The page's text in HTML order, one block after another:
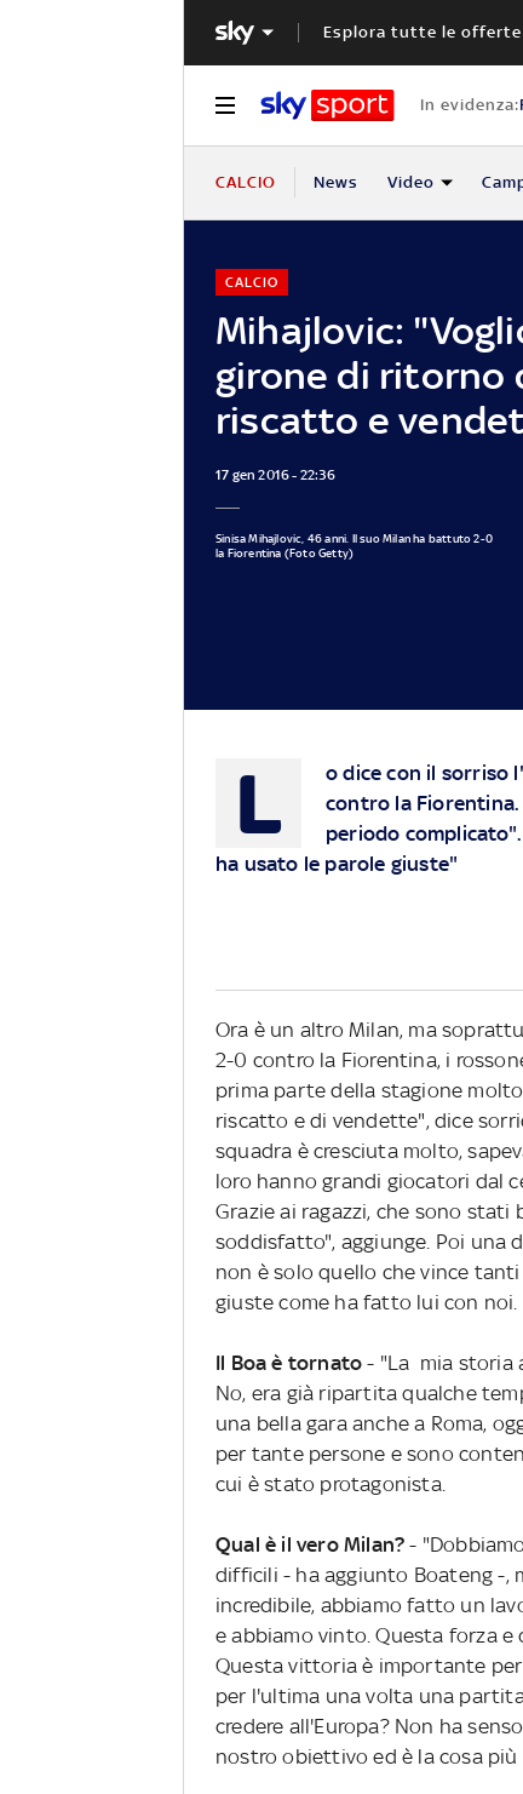
Esplora tutte le offerte
In evidenza:
CALCIO News Video
Mihajlovic:
girone di ritorno
riscatto e
CALCIO
17 gen 2016 - 22:36
Sinisa Mihajlovic, 46 anni. Il suo Milan ha battuto 2-0
la Fiorentina (Foto Getty)
L
o dice con il sorriso
contro la Fiorentina.
periodo
ha usato le parole giuste"
Ora è un altro Milan, ma
2-0 contro la Fiorentina, i
prima parte della stagione
riscatto e di vendette", dice
squadra è cresciuta molto,
loro hanno grandi giocatori dal
Grazie ai ragazzi, che sono
soddisfatto", aggiunge. Poi una
non è solo quello che vince
giuste come ha fatto lui con noi.
Il Boa è tornato - "La mia storia
No, era già ripartita qualche
una bella gara anche a Roma,
per tante persone e sono
cui è stato protagonista.
Qual è il vero Milan?-
difficili - ha aggiunto Boateng -,
incredibile, abbiamo fatto un
e abbiamo vinto. Questa forza e
Questa vittoria è importante
per l'ultima una volta una
credere all'Europa? Non ha
nostro obiettivo ed è la cosa